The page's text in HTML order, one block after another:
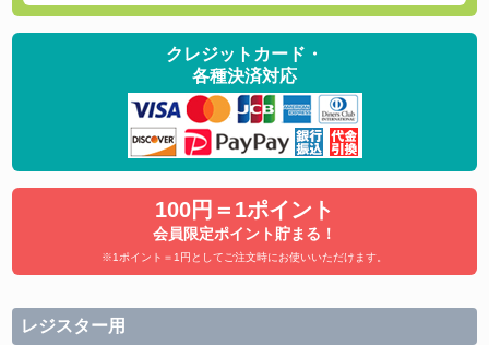
クレジットカード・
各種決済対応
100円＝1ポイント
会員限定ポイント貯まる！
※1ポイント＝1円としてご注文時にお使いいただけます。
レジスター用